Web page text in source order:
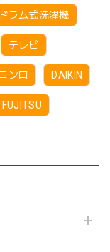
ドラム式洗濯機
テレビ
ンロ DAIKIN
FUJITSU